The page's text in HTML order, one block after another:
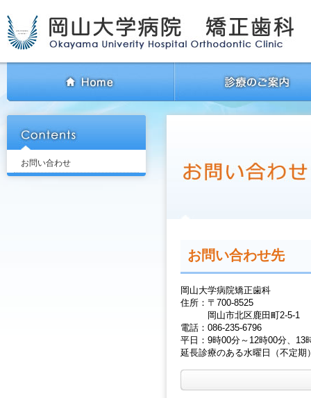
お問い合わせ先
岡山大学病院矯正歯科
住所：〒700-8525
岡山市北区鹿田町2-5-1
電話：086-235-6796
平日：9時00分～12時00分、13
延長診療のある水曜日（不定期
お問い合わせ